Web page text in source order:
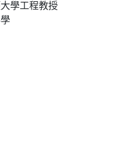
學工程教授